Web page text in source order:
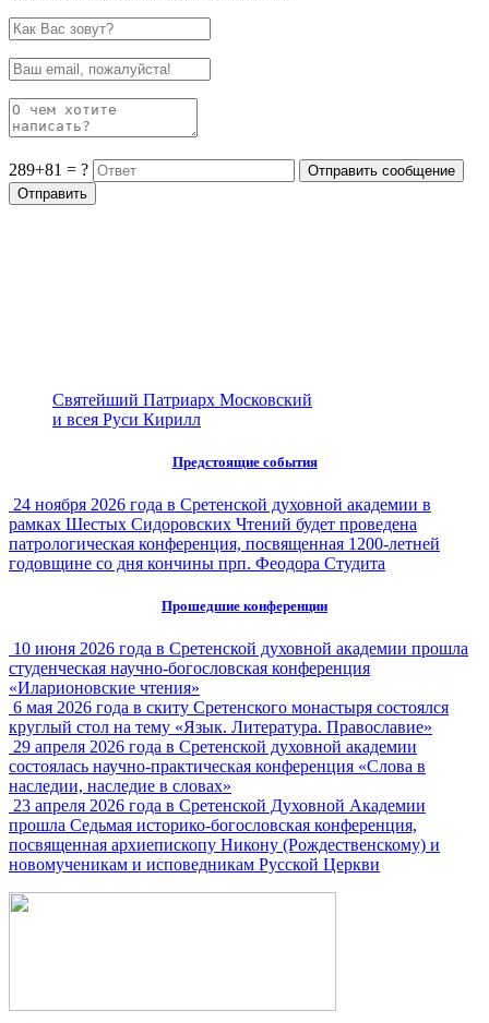
289+81 = ?
Святейший Патриарх Московский
и всея Руси Кирилл
Предстоящие события
24 ноября 2026 года в Сретенской духовной академии в
рамках Шестых Сидоровских Чтений будет проведена
патрологическая конференция, посвященная 1200-летней
годовщине со дня кончины прп. Феодора Студита
Прошедшие конференции
10 июня 2026 года в Сретенской духовной академии прошла
студенческая научно-богословская конференция
«Иларионовские чтения»
6 мая 2026 года в скиту Сретенского монастыря состоялся
круглый стол на тему «Язык. Литература. Православие»
29 апреля 2026 года в Сретенской духовной академии
состоялась научно-практическая конференция «Слова в
наследии, наследие в словах»
23 апреля 2026 года в Сретенской Духовной Академии
прошла Седьмая историко-богословская конференция,
посвященная архиепископу Никону (Рождественскому) и
новомученикам и исповедникам Русской Церкви